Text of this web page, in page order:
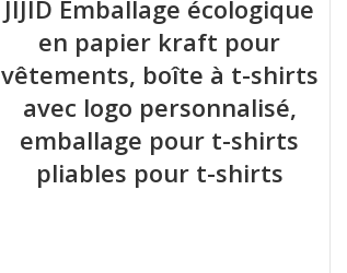
JIJID Emballage écologique
en papier kraft pour
vêtements, boîte à t-shirts
avec logo personnalisé,
emballage pour t-shirts
pliables pour t-shirts